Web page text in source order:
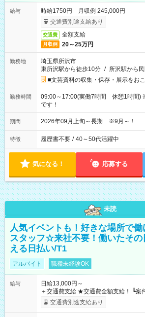
給与
時給1750円 月収例 245,000円
交通費別途支給あり
交通費 全額支給
月収例 20～25万円
勤務地
埼玉県所沢市
東所沢駅から徒歩10分 / 所沢駅から
■文芸資料の収集・保存・展示をお
勤務時間
09:00～17:00(実働7時間 休憩1時間)
です！
期間 2026年09月上旬～長期 ※9月～！
特徴 履歴書不要 / 40～50代活躍中
気になる！ 応募する
未読
人気イベントも！好きな場所で働
スタッフ☆来社不要！働いたその
える日払い/T1
アルバイト 職種未経験OK
給与
日給13,000円～
＋交通費支給 ★交通費全額支給！ ┗案件により規定あり ★日払
いOK！（規定あり） ┗働いたその日
ンビニATMから 日払い分を引き落とせます！ 【試
交通費別途支給あり